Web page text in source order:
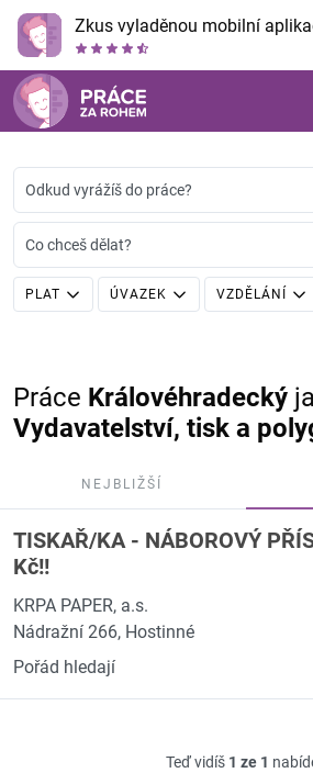
Zkus vyladěnou mobilní
Odkud vyrážíš do práce?
Co chceš dělat?
PLAT ÚVAZEK VZDĚLÁNÍ
Práce Královéhradecký
Vydavatelství, tisk a
NEJBLIŽŠÍ
TISKAŘ/KA - NÁBOROVÝ
Kč!!
KRPA PAPER, a.s.
Nádražní 266, Hostinné
Pořád hledají
Teď vidíš 1 ze 1